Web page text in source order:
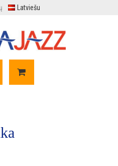
Latviešu